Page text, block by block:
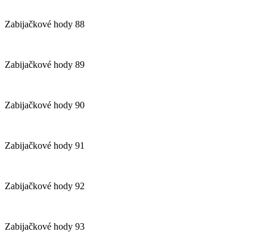
Zabijačkové hody 88
Zabijačkové hody 89
Zabijačkové hody 90
Zabijačkové hody 91
Zabijačkové hody 92
Zabijačkové hody 93